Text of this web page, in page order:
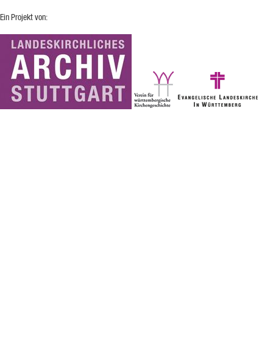
Ein Projekt von: